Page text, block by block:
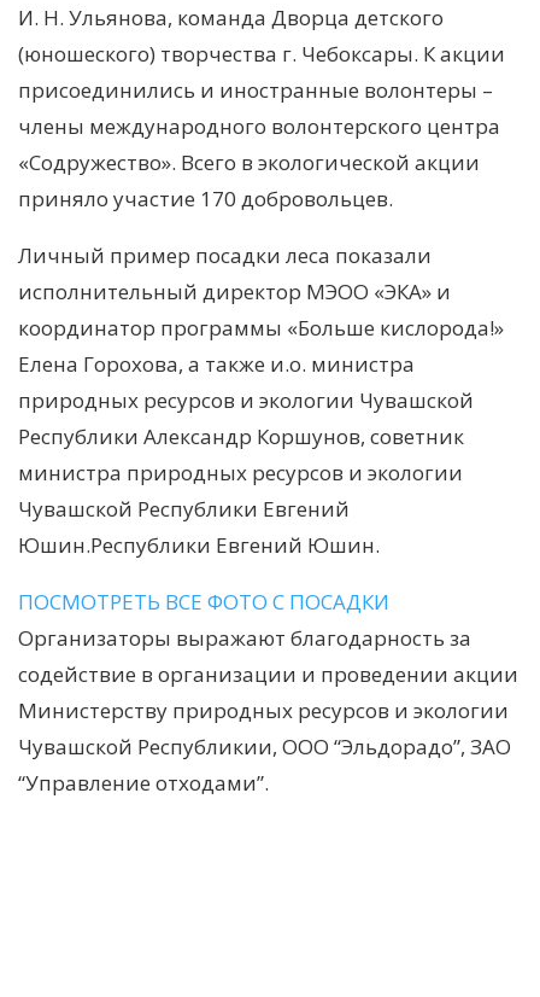
И. Н. Ульянова, команда Дворца детского
(юношеского) творчества г. Чебоксары. К акции
присоединились и иностранные волонтеры –
члены международного волонтерского центра
«Содружество». Всего в экологической акции
приняло участие 170 добровольцев.
Личный пример посадки леса показали
исполнительный директор МЭОО «ЭКА» и
координатор программы «Больше кислорода!»
Елена Горохова, а также и.о. министра
природных ресурсов и экологии Чувашской
Республики Александр Коршунов, советник
министра природных ресурсов и экологии
Чувашской Республики Евгений
Юшин.Республики Евгений Юшин.
ПОСМОТРЕТЬ ВСЕ ФОТО С ПОСАДКИ
Организаторы выражают благодарность за
содействие в организации и проведении акции
Министерству природных ресурсов и экологии
Чувашской Республикии, ООО “Эльдорадо”, ЗАО
“Управление отходами”.